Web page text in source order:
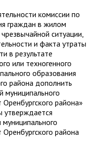
комиссии по
граждан в жилом
ситуации,
и факта утраты
в результате
или техногенного
образования
района дополнить
муниципального
района»
утверждается
района